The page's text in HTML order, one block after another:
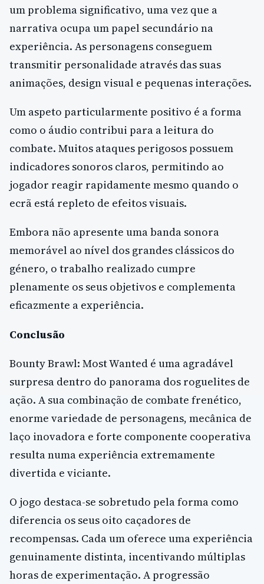
um problema significativo, uma vez que a
narrativa ocupa um papel secundário na
experiência. As personagens conseguem
transmitir personalidade através das suas
animações, design visual e pequenas interações.
Um aspeto particularmente positivo é a forma
como o áudio contribui para a leitura do
combate. Muitos ataques perigosos possuem
indicadores sonoros claros, permitindo ao
jogador reagir rapidamente mesmo quando o
ecrã está repleto de efeitos visuais.
Embora não apresente uma banda sonora
memorável ao nível dos grandes clássicos do
género, o trabalho realizado cumpre
plenamente os seus objetivos e complementa
eficazmente a experiência.
Conclusão
Bounty Brawl: Most Wanted é uma agradável
surpresa dentro do panorama dos roguelites de
ação. A sua combinação de combate frenético,
enorme variedade de personagens, mecânica de
laço inovadora e forte componente cooperativa
resulta numa experiência extremamente
divertida e viciante.
O jogo destaca-se sobretudo pela forma como
diferencia os seus oito caçadores de
recompensas. Cada um oferece uma experiência
genuinamente distinta, incentivando múltiplas
horas de experimentação. A progressão